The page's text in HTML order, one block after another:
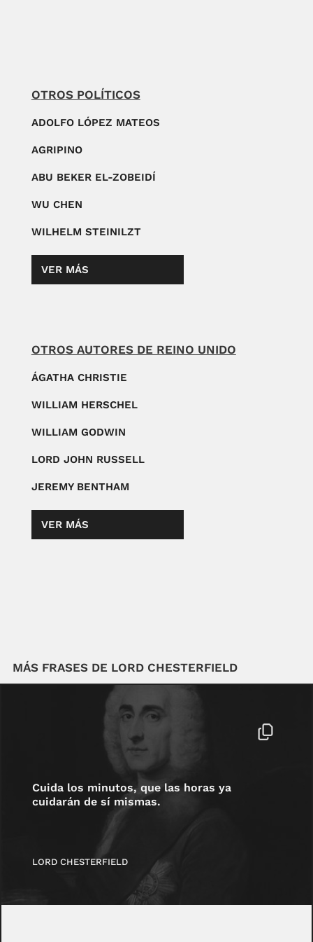
OTROS POLÍTICOS
ADOLFO LÓPEZ MATEOS
AGRIPINO
ABU BEKER EL-ZOBEIDÍ
WU CHEN
WILHELM STEINILZT
VER MÁS
OTROS AUTORES DE REINO UNIDO
ÁGATHA CHRISTIE
WILLIAM HERSCHEL
WILLIAM GODWIN
LORD JOHN RUSSELL
JEREMY BENTHAM
VER MÁS
MÁS FRASES DE LORD CHESTERFIELD
Cuida los minutos, que las horas ya
cuidarán de sí mismas.
LORD CHESTERFIELD